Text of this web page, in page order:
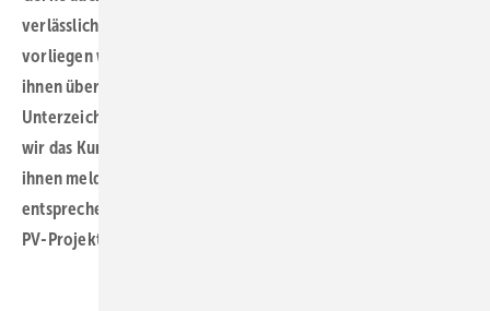
verlässlich einschätzen können, wann die Genehmigung
vorliegen wird. Das gibt uns die Gelegenheit gemeinsam mit
ihnen über den Zeitplan für ihr Projekt bis zur
Unterzeichnung der Kreditverträge zu sprechen. So haben
wir das Kundenprojekt auf dem Radar und können uns bei
ihnen melden, falls unsere Kapazitäten für den
entsprechenden Zeitraum knapp werden. Dies gilt auch für
PV-Projekte.